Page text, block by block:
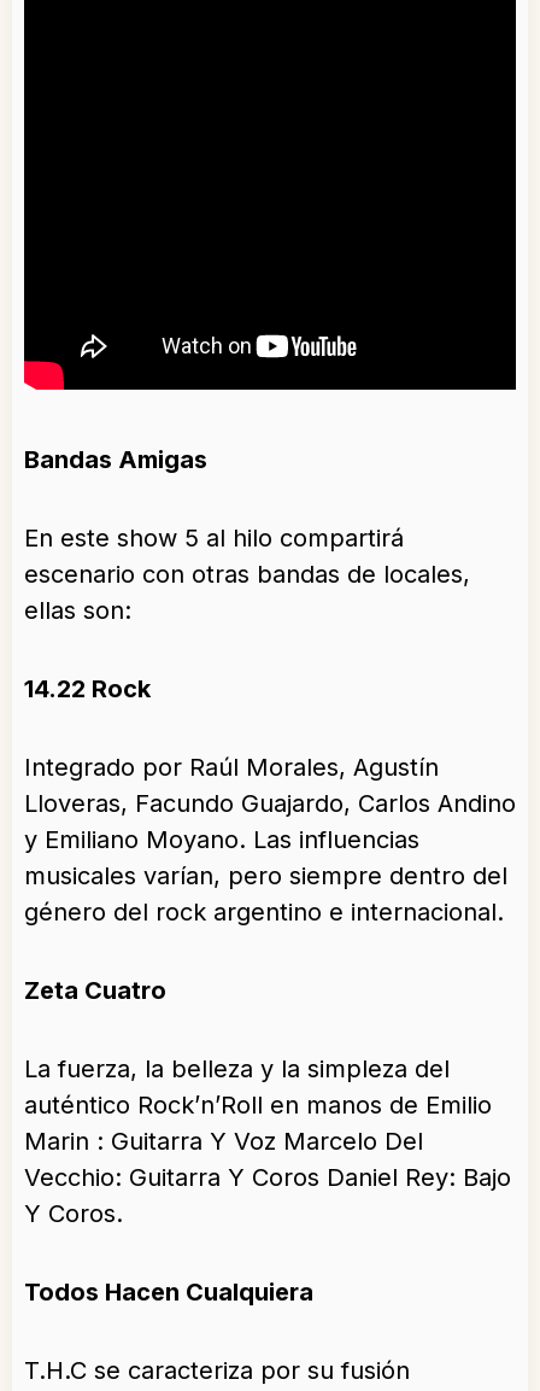
Bandas Amigas
En este show 5 al hilo compartirá
escenario con otras bandas de locales,
ellas son:
14.22 Rock
Integrado por Raúl Morales, Agustín
Lloveras, Facundo Guajardo, Carlos Andino
y Emiliano Moyano. Las influencias
musicales varían, pero siempre dentro del
género del rock argentino e internacional.
Zeta Cuatro
La fuerza, la belleza y la simpleza del
auténtico Rock’n’Roll en manos de Emilio
Marin : Guitarra Y Voz Marcelo Del
Vecchio: Guitarra Y Coros Daniel Rey: Bajo
Y Coros.
Todos Hacen Cualquiera
T.H.C se caracteriza por su fusión